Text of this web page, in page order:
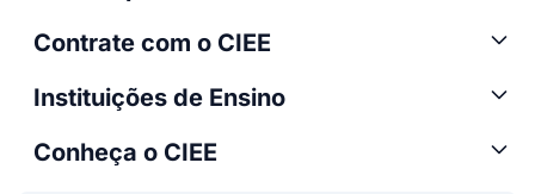
Contrate com o CIEE
Instituições de Ensino
Conheça o CIEE